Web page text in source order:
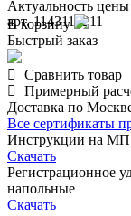
арт. 1143110211
Актуальность
В корзину
Быстрый заказ
Сравнить товар
Примерный
Доставка по
Все сертификаты
Инструкции на
Скачать
Регистрационное
напольные
Скачать